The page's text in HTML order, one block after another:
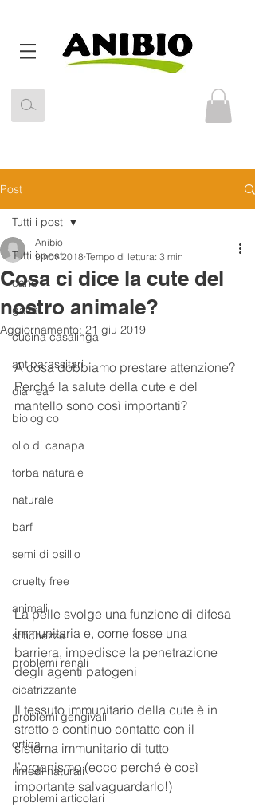
Post
Tutti i post
cane
gatto
cucina casalinga
antiparassitari
diarrea
biologico
olio di canapa
torba naturale
naturale
barf
semi di psillio
cruelty free
animali
stitichezza
problemi renali
cicatrizzante
problemi gengivali
ortica
rimedi naturali
problemi articolari
Tutti i post
Cosa ci dice la cute del
nostro animale?
Anibio
9 nov 2018 Tempo di lettura: 3 min
Aggiornamento: 21 giu 2019
A cosa dobbiamo prestare attenzione?
Perché la salute della cute e del
mantello sono così importanti?
La pelle svolge una funzione di difesa
immunitaria e, come fosse una
barriera, impedisce la penetrazione
degli agenti patogeni
Il tessuto immunitario della cute è in
stretto e continuo contatto con il
sistema immunitario di tutto
l’organismo (ecco perché è così
importante salvaguardarlo!)